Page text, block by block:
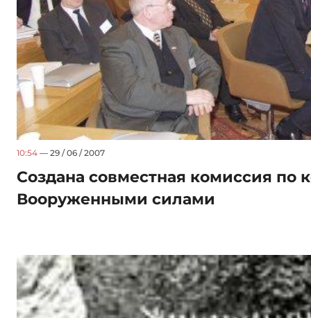
10:54 — 29 / 06 / 2007
Создана совместная комиссия по
Вооруженными силами